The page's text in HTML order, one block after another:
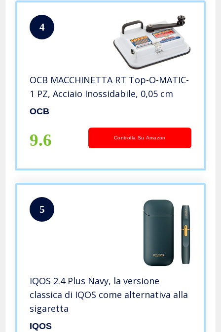
4
OCB MACCHINETTA RT Top-O-MATIC-
1 PZ, Acciaio Inossidabile, 0,05 cm
OCB
9.6 Controlla Su Amazon
5
IQOS 2.4 Plus Navy, la versione
classica di IQOS come alternativa alla
sigaretta
IQOS